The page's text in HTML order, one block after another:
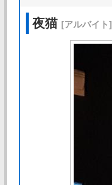
夜猫 [アルバイト]